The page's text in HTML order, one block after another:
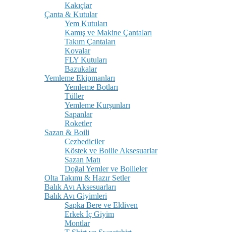
Kakıçlar
Çanta & Kutular
Yem Kutuları
Kamış ve Makine Çantaları
Takım Çantaları
Kovalar
FLY Kutuları
Bazukalar
Yemleme Ekipmanları
Yemleme Botları
Tüller
Yemleme Kurşunları
Sapanlar
Roketler
Sazan & Boili
Cezbediciler
Köstek ve Boilie Aksesuarlar
Sazan Matı
Doğal Yemler ve Boilieler
Olta Takımı & Hazır Setler
Balık Avı Aksesuarları
Balık Avı Giyimleri
Şapka Bere ve Eldiven
Erkek İç Giyim
Montlar